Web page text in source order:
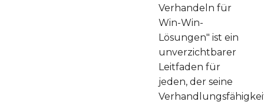
Verhandeln für
Win-Win-
Lösungen" ist ein
unverzichtbarer
Leitfaden für
jeden, der seine